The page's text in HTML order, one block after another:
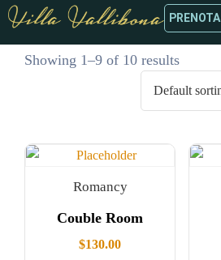
PRENOTA
Showing 1–9 of 10 results
Romancy
Couble Room
$130.00